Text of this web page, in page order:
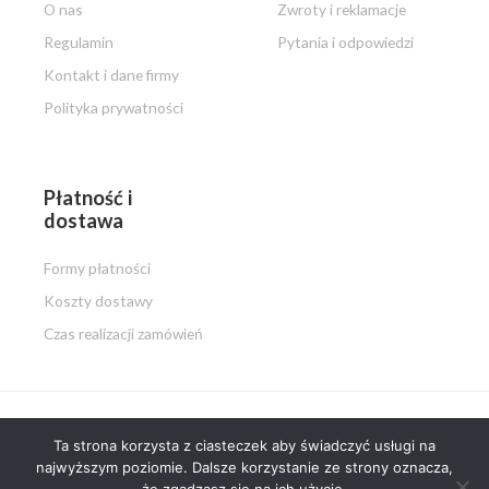
O nas
Regulamin
Kontakt i dane firmy
Polityka prywatności
Zwroty i reklamacje
Pytania i odpowiedzi
Płatność i
dostawa
Formy płatności
Koszty dostawy
Czas realizacji zamówień
Copyright © 2026 PISZ i MALUJ.pl
Ta strona korzysta z ciasteczek aby świadczyć usługi na
najwyższym poziomie. Dalsze korzystanie ze strony oznacza,